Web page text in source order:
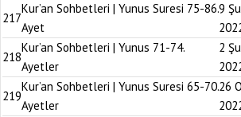
217
Kur’an Sohbetleri | Yunus Suresi 75-86.
Ayet
9
218
Kur’an Sohbetleri | Yunus 71-74.
Ayetler
2
219
Kur’an Sohbetleri | Yunus Suresi 65-70.
Ayetler
26